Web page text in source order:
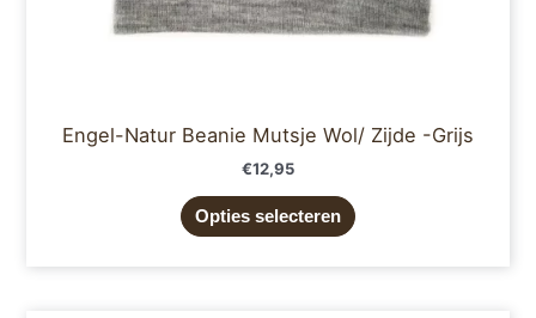
Engel-Natur Beanie Mutsje Wol/ Zijde -Grijs
€12,95
Opties selecteren